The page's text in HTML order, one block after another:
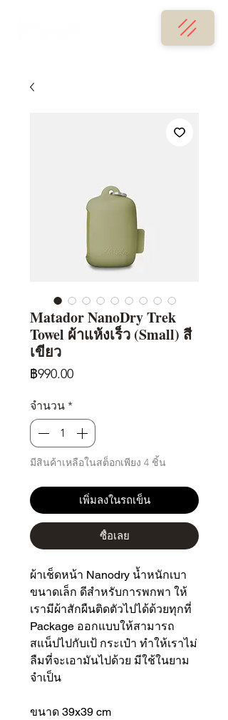
Matador NanoDry Trek
Towel ผ้าแห้งเร็ว (Small) สี
เขียว
฿990.00ราคา
จำนวน *
มีสินค้าเหลือในสต็อกเพียง 4 ชิ้น
เพิ่มลงในรถเข็น
ซื้อเลย
ผ้าเช็ดหน้า Nanodry น้ำหนักเบา
ขนาดเล็ก ดีสำหรับการพกพา ให้
เรามีผ้าสักผืนติดตัวไปได้ด้วยทุกที่
Package ออกแบบให้สามารถ
สแน็ปไปกับเป้ กระเป๋า ทำให้เราไม่
ลืมที่จะเอามันไปด้วย มีใช้ในยาม
จำเป็น
ขนาด 39x39 cm